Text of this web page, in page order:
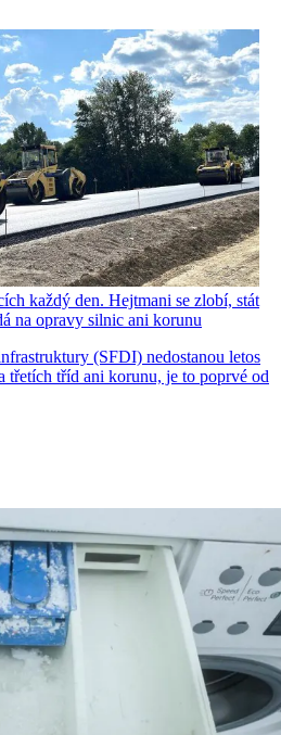
každý den. Hejtmani se zlobí, stát
na opravy silnic ani korunu
(SFDI) nedostanou letos
třetích tříd ani korunu, je to poprvé od